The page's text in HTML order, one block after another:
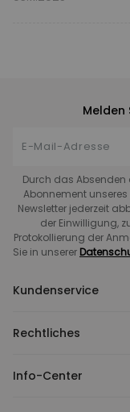
Melden
Durch das Absenden
Abonnement
Newsletter jederzeit
der Einwilligung,
Protokollierung der
Sie in unserer
Kundenservice
Rechtliches
Info-Center